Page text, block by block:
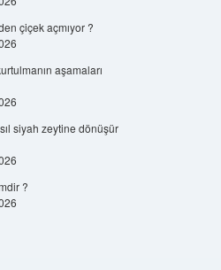
çiçek açmıyor ?
aşamaları
siyah zeytine dönüşür
?